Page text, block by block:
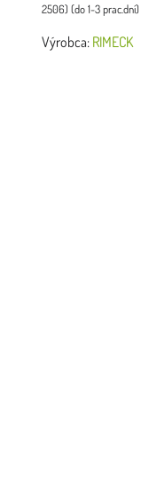
2506) (do 1-3 prac.dní)
Výrobca: RIMECK